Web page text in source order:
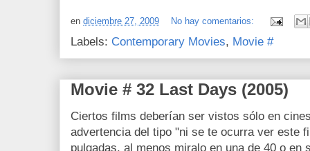
en diciembre 27, 2009 No hay comentarios:
Labels: Contemporary Movies, Movie #
Movie # 32 Last Days (2005)
Ciertos films deberían ser vistos sólo en
advertencia del tipo "ni se te ocurra ver este
pulgadas, al menos miralo en una de 40 o en